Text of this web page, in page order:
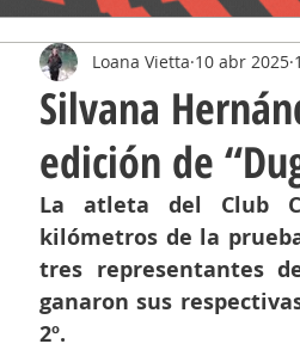
Silvana
edición de
Loana Vietta 10 abr 2025
La atleta del Club
kilómetros de la
tres representantes
ganaron sus
2º.